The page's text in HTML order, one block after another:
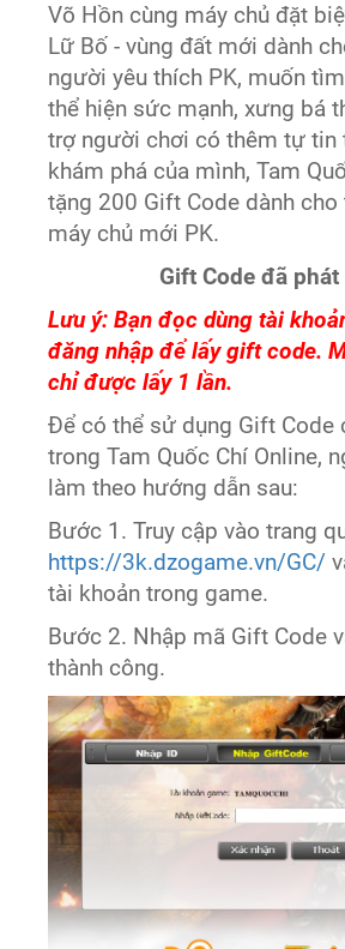
Võ Hồn cùng máy chủ đặt
Lữ Bố - vùng đất mới dành
người yêu thích PK, muốn
thể hiện sức mạnh, xưng bá
trợ người chơi có thêm tự tin
khám phá của mình, Tam
tặng 200 Gift Code dành cho
máy chủ mới PK.
Gift Code đã phát
Lưu ý: Bạn đọc dùng tài
đăng nhập để lấy gift code.
chỉ được lấy 1 lần.
Để có thể sử dụng Gift Code
trong Tam Quốc Chí Online,
làm theo hướng dẫn sau:
Bước 1. Truy cập vào trang
https://3k.dzogame.vn/GC/
tài khoản trong game.
Bước 2. Nhập mã Gift Code
thành công.